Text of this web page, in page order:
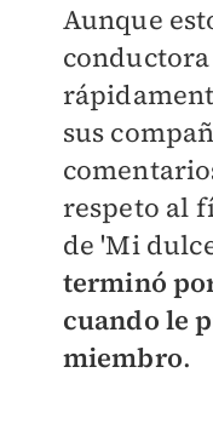
Aunque
sus
respeto al
de 'Mi
terminó
cuando le
miembro.